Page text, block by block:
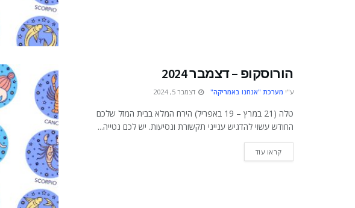
הורוסקופ – דצמבר 2024
ע"י מערכת "אנחנו באמריקה" דצמבר 5, 2024
טלה (21 במרץ – 19 באפריל) הירח המלא בבית המזל שלכם
החודש עשוי להדגיש ענייני תקשורת ונסיעות. יש לכם נטייה...
קראו עודDETAILS